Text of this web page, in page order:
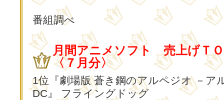
番組調べ
月間アニメソフト 売上げＴ
〈７月分〉
1位『劇場版 蒼き鋼のアルペジオ －ア
DC』 フライングドッグ